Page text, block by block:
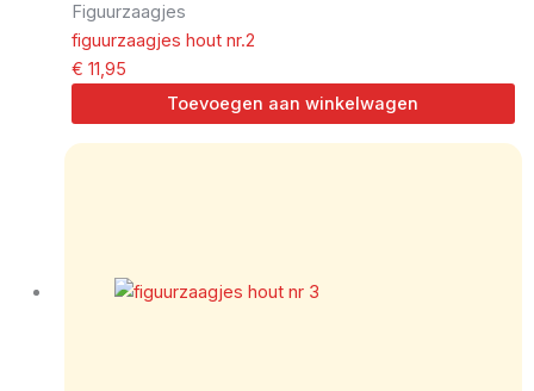
Figuurzaagjes
figuurzaagjes hout nr.2
€ 11,95
Toevoegen aan winkelwagen